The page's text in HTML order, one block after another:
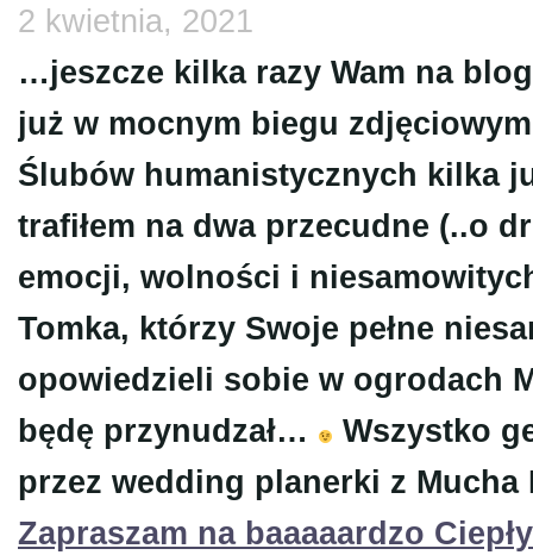
2 kwietnia, 2021
…jeszcze kilka razy Wam na
już w mocnym biegu
Ślubów humanistycznych kilka
trafiłem na dwa przecudne (..o
emocji, wolności i
Tomka, którzy Swoje pełne
opowiedzieli sobie w ogrodach
będę przynudzał…
Wszystko
przez wedding planerki z
Zapraszam na baaaaardzo